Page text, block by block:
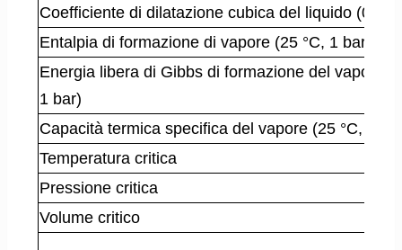
Coefficiente di dilatazione cubica del liquido (0–40
Entalpia di formazione di vapore (25 °C, 1 bar)
Energia libera di Gibbs di formazione del vapore
1 bar)
Capacità termica specifica del vapore (25 °C, 1
Temperatura critica
Pressione critica
Volume critico